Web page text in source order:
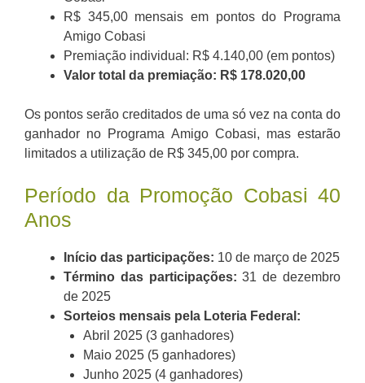
R$ 345,00 mensais em pontos do Programa
Amigo Cobasi
Premiação individual: R$ 4.140,00 (em pontos)
Valor total da premiação: R$ 178.020,00
Os pontos serão creditados de uma só vez na conta do
ganhador no Programa Amigo Cobasi, mas estarão
limitados a utilização de R$ 345,00 por compra.
Período da Promoção Cobasi 40
Anos
Início das participações: 10 de março de 2025
Término das participações: 31 de dezembro
de 2025
Sorteios mensais pela Loteria Federal:
Abril 2025 (3 ganhadores)
Maio 2025 (5 ganhadores)
Junho 2025 (4 ganhadores)